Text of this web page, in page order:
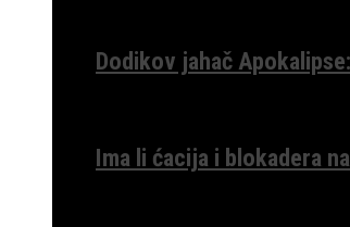
Dodikov jahač
Ima li ćacija i blokadera